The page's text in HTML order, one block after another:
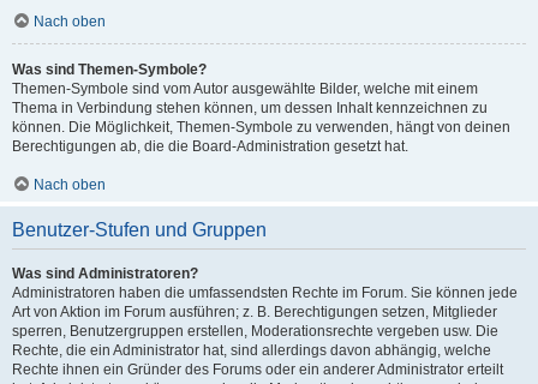
Nach oben
Was sind Themen-Symbole?
Themen-Symbole sind vom Autor ausgewählte Bilder, welche mit einem
Thema in Verbindung stehen können, um dessen Inhalt kennzeichnen zu
können. Die Möglichkeit, Themen-Symbole zu verwenden, hängt von deinen
Berechtigungen ab, die die Board-Administration gesetzt hat.
Nach oben
Benutzer-Stufen und Gruppen
Was sind Administratoren?
Administratoren haben die umfassendsten Rechte im Forum. Sie können jede
Art von Aktion im Forum ausführen; z. B. Berechtigungen setzen, Mitglieder
sperren, Benutzergruppen erstellen, Moderationsrechte vergeben usw. Die
Rechte, die ein Administrator hat, sind allerdings davon abhängig, welche
Rechte ihnen ein Gründer des Forums oder ein anderer Administrator erteilt